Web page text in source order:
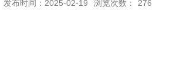
发布时间：2025-02-19 浏览次数： 276